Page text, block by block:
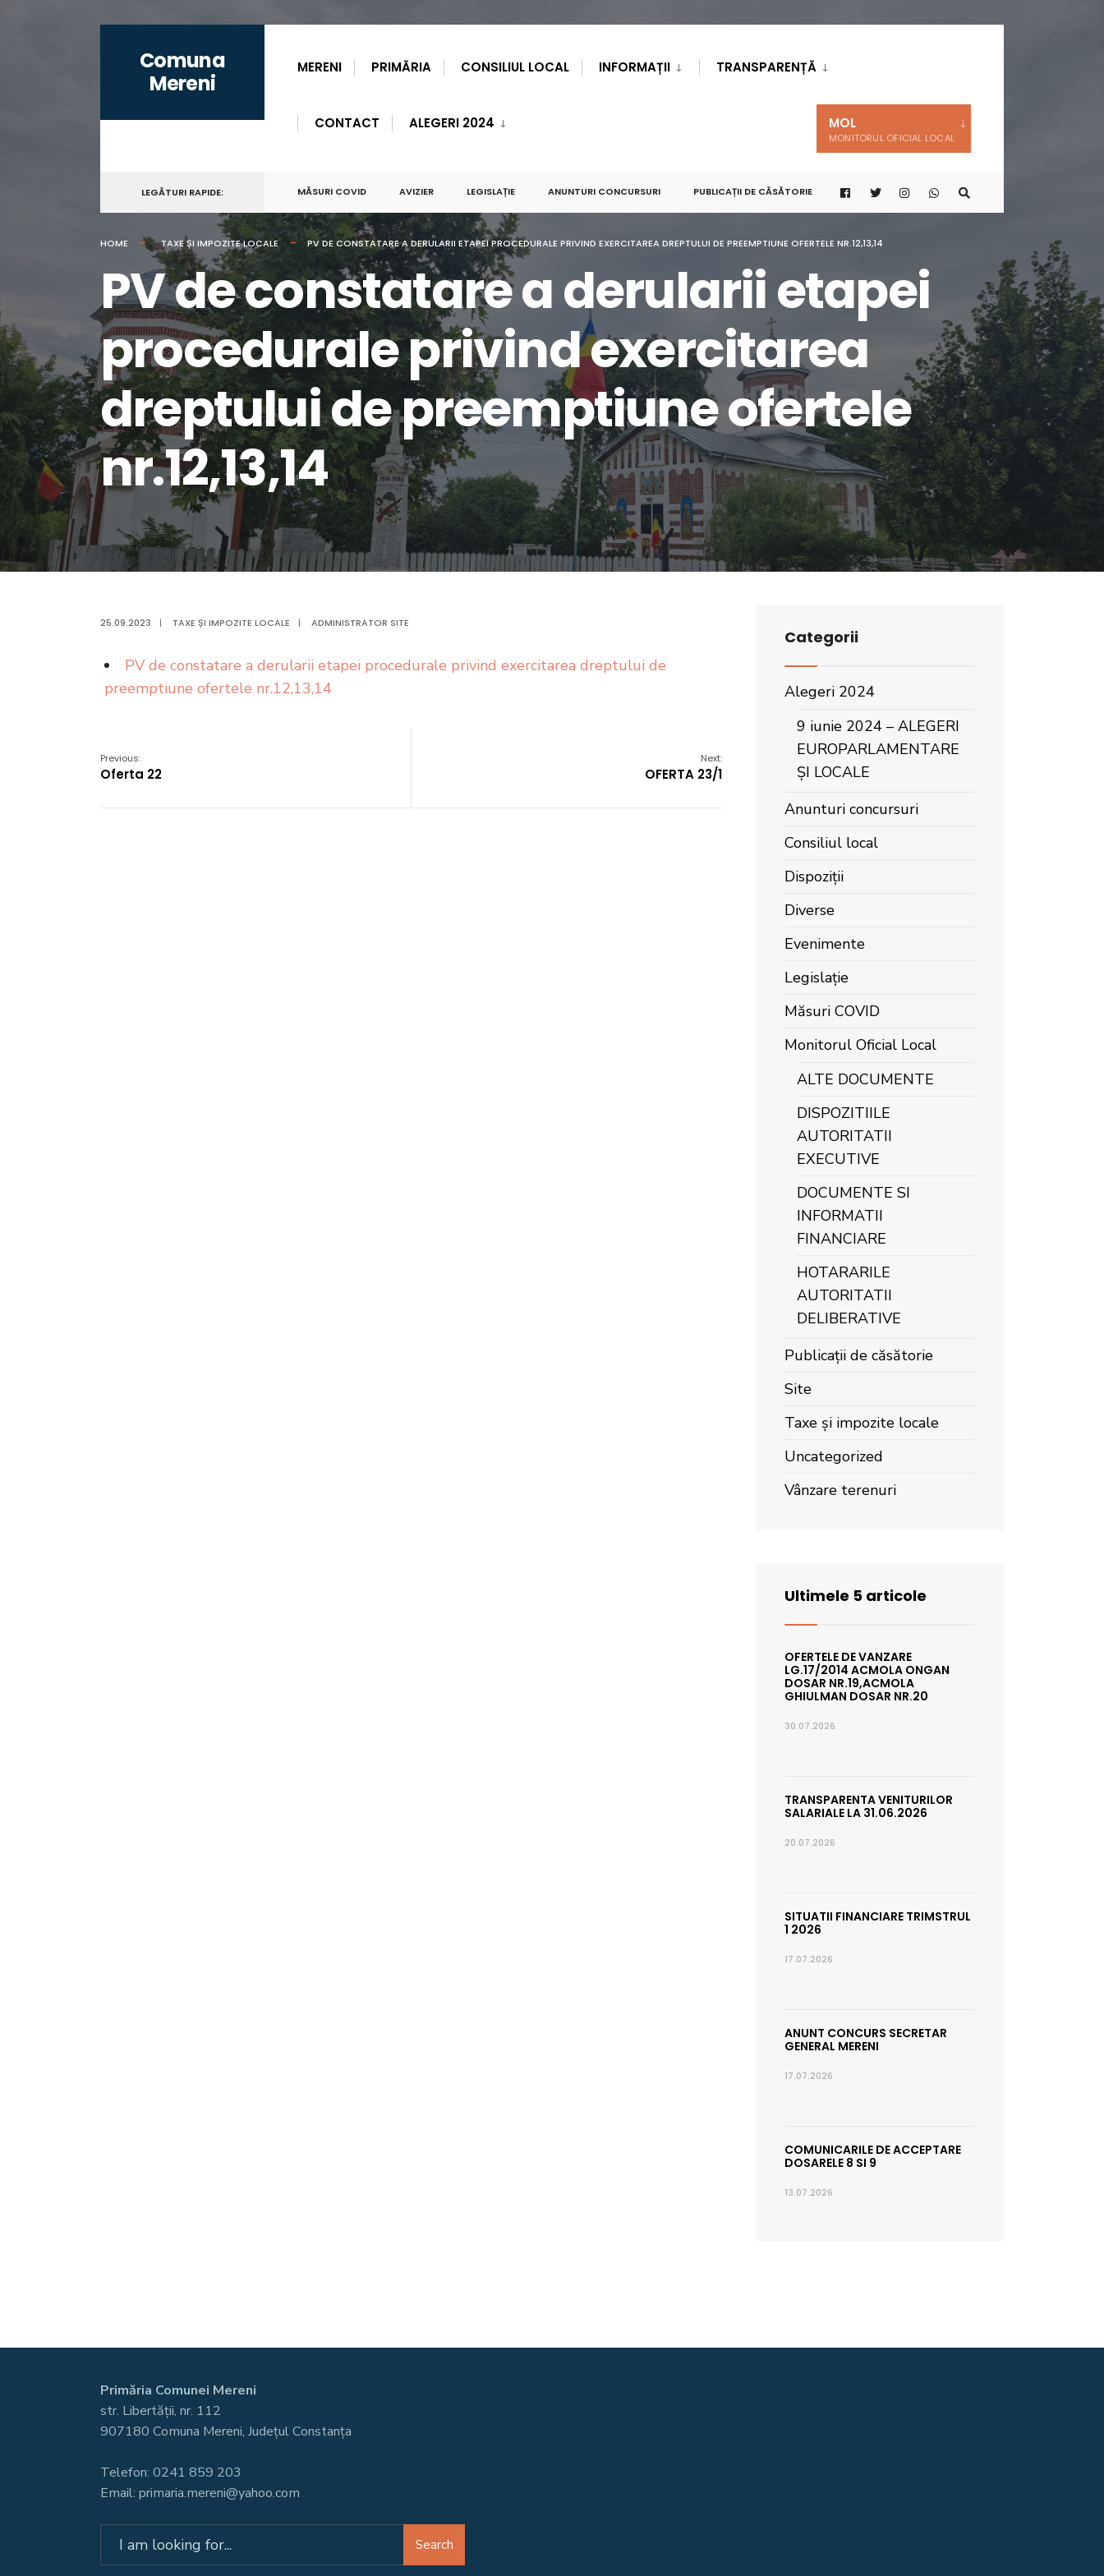
content
Comuna
Mereni
MERENI PRIMĂRIA CONSILIUL LOCAL INFORMAȚII TRANSPARENȚĂ
MOL
MONITORUL OFICIAL LOCAL
CONTACT ALEGERI 2024
LEGĂTURI RAPIDE: MĂSURI COVID AVIZIER LEGISLAȚIE ANUNTURI CONCURSURI PUBLICAȚII DE CĂSĂTORIE
HOME TAXE ȘI IMPOZITE LOCALE PV DE CONSTATARE A DERULARII ETAPEI PROCEDURALE PRIVIND EXERCITAREA DREPTULUI DE PREEMPTIUNE OFERTELE NR.12,13,14
PV de constatare a derularii etapei
procedurale privind exercitarea
dreptului de preemptiune ofertele
nr.12,13,14
25.09.2023 | TAXE ȘI IMPOZITE LOCALE | ADMINISTRATOR SITE
PV de constatare a derularii etapei procedurale privind exercitarea dreptului de
preemptiune ofertele nr.12,13,14
Previous:
Oferta 22
Next:
OFERTA 23/1
Categorii
Alegeri 2024
9 iunie 2024 – ALEGERI
EUROPARLAMENTARE
ȘI LOCALE
Anunturi concursuri
Consiliul local
Dispoziții
Diverse
Evenimente
Legislație
Măsuri COVID
Monitorul Oficial Local
ALTE DOCUMENTE
DISPOZITIILE
AUTORITATII
EXECUTIVE
DOCUMENTE SI
INFORMATII
FINANCIARE
HOTARARILE
AUTORITATII
DELIBERATIVE
Publicații de căsătorie
Site
Taxe și impozite locale
Uncategorized
Vânzare terenuri
Ultimele 5 articole
OFERTELE DE VANZARE
LG.17/2014 ACMOLA ONGAN
DOSAR NR.19,ACMOLA
GHIULMAN DOSAR NR.20
30.07.2026
TRANSPARENTA VENITURILOR
SALARIALE LA 31.06.2026
20.07.2026
SITUATII FINANCIARE TRIMSTRUL
1 2026
17.07.2026
ANUNT CONCURS SECRETAR
GENERAL MERENI
17.07.2026
COMUNICARILE DE ACCEPTARE
DOSARELE 8 SI 9
13.07.2026
Primăria Comunei Mereni
str. Libertății, nr. 112
907180 Comuna Mereni, Județul Constanța
Telefon: 0241 859 203
Email: primaria.mereni@yahoo.com
Search